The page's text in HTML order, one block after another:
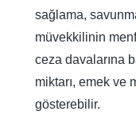
sağlama,
müvekkilinin
ceza davalarına
miktarı, emek ve
gösterebilir.